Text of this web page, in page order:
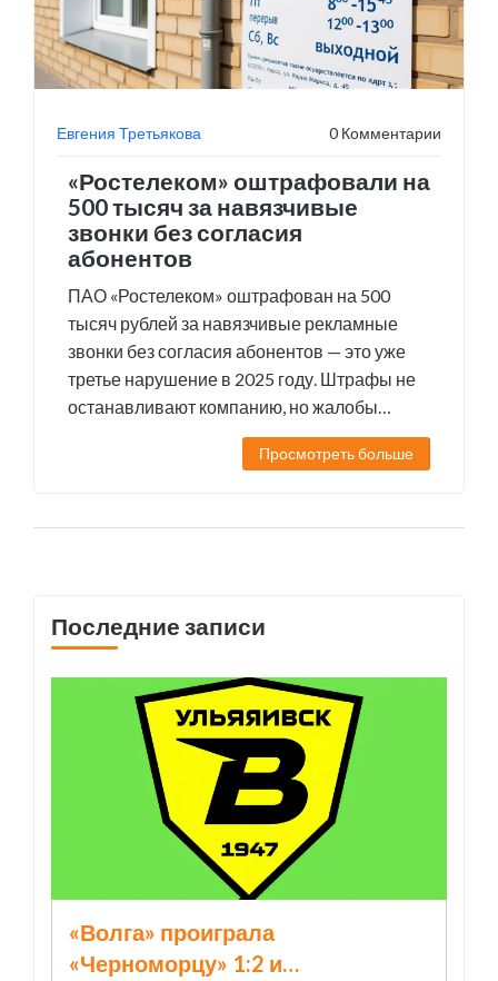
Евгения Третьякова 0 Комментарии
«Ростелеком» оштрафовали на
500 тысяч за навязчивые
звонки без согласия
абонентов
ПАО «Ростелеком» оштрафован на 500
тысяч рублей за навязчивые рекламные
звонки без согласия абонентов — это уже
третье нарушение в 2025 году. Штрафы не
останавливают компанию, но жалобы
пользователей могут изменить ситуацию.
Просмотреть больше
Последние записи
«Волга» проиграла
«Черноморцу» 1:2 и